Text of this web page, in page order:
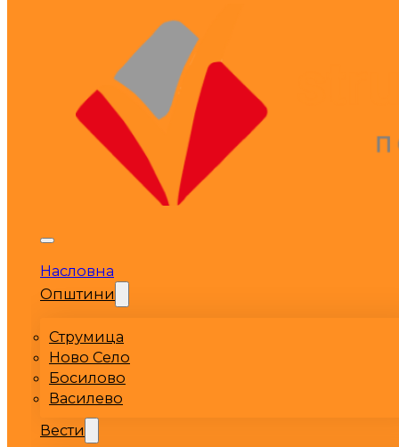
Насловна
Општини
Струмица
Ново Село
Босилово
Василево
Вести